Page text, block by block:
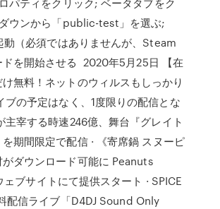
ウンから「public-test」を選ぶ;
（必須ではありませんが、Steam
ドを開始させる 2020年5月25日 【在
無料！ネットのウィルスもしっかり
ブの予定はなく、1度限りの配信とな
主宰する時速246億、舞台『グレイト
期間限定で配信 · 《寄席鍋 スヌーピ
ダウンロード可能に Peanuts
ブサイトにて提供スタート · SPICE
配信ライブ「D4DJ Sound Only